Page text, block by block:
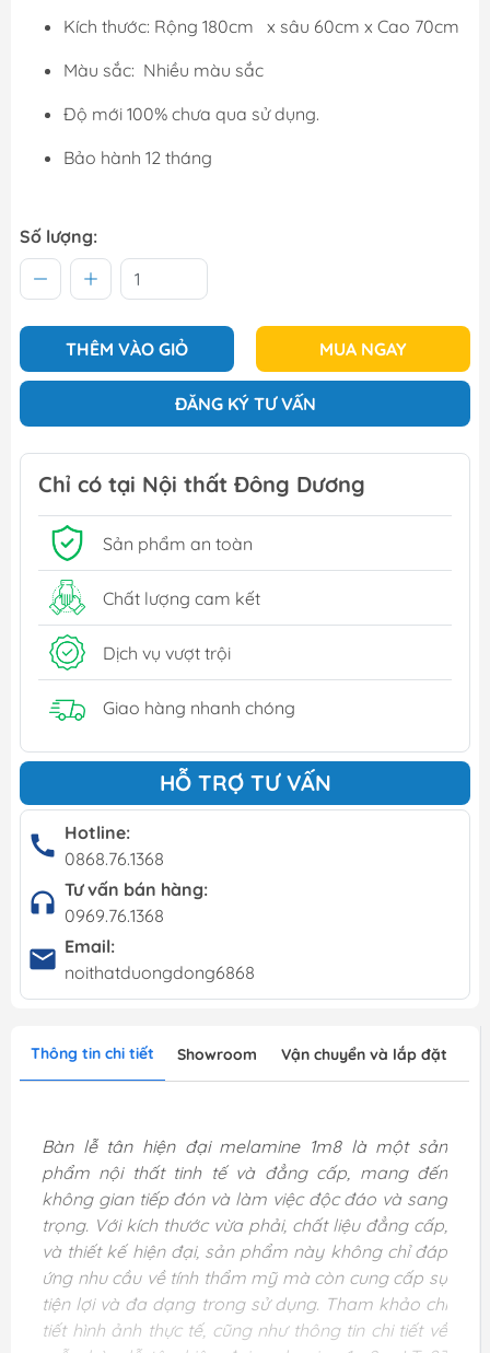
Kích thước: Rộng 180cm x sâu 60cm x Cao 70cm
Màu sắc: Nhiều màu sắc
Độ mới 100% chưa qua sử dụng.
Bảo hành 12 tháng
Số lượng:
THÊM VÀO GIỎ MUA NGAY
ĐĂNG KÝ TƯ VẤN
Chỉ có tại Nội thất Đông Dương
Sản phẩm an toàn
Chất lượng cam kết
Dịch vụ vượt trội
Giao hàng nhanh chóng
HỖ TRỢ TƯ VẤN
Hotline:
0868.76.1368
Tư vấn bán hàng:
0969.76.1368
Email:
noithatduongdong6868
Thông tin chi tiết Showroom Vận chuyển và lắp đặt
Bàn lễ tân hiện đại melamine 1m8 là một sản
phẩm nội thất tinh tế và đẳng cấp, mang đến
không gian tiếp đón và làm việc độc đáo và sang
trọng. Với kích thước vừa phải, chất liệu đẳng cấp,
và thiết kế hiện đại, sản phẩm này không chỉ đáp
ứng nhu cầu về tính thẩm mỹ mà còn cung cấp sự
tiện lợi và đa dạng trong sử dụng. Tham khảo chi
tiết hình ảnh thực tế, cũng như thông tin chi tiết về